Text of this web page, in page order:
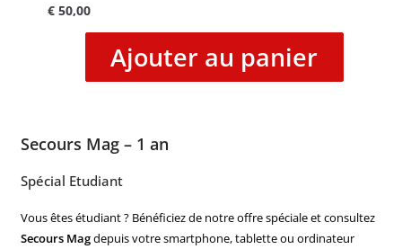
€50,00
Ajouter au panier
Secours Mag – 1 an
Spécial Etudiant
Vous êtes étudiant ? Bénéficiez de notre offre spéciale et consultez
Secours Magdepuis votre smartphone, tablette ou ordinateur